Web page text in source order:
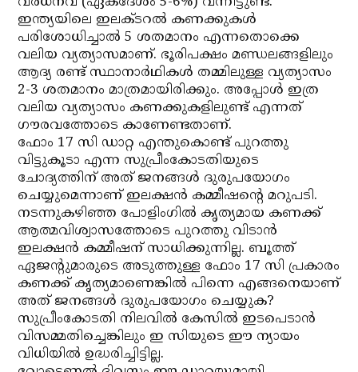
ഇന്ത്യയിലെ ഇലക്ടറല്‍ കണക്കുകള്‍
പരിശോധിച്ചാല്‍ 5 ശതമാനം എന്നതൊക്കെ
വലിയ വ്യത്യാസമാണ്. ഭൂരിപക്ഷം മണ്ഡലങ്ങളിലും
ആദ്യ രണ്ട് സ്ഥാനാര്‍ഥികള്‍ തമ്മിലുള്ള വ്യത്യാസം
2-3 ശതമാനം മാത്രമായിരിക്കും. അപ്പോള്‍ ഇത്ര
വലിയ വ്യത്യാസം കണക്കുകളിലുണ്ട് എന്നത്
ഗൗരവത്തോടെ കാണേണ്ടതാണ്.
ഫോം 17 സി ഡാറ്റ എന്തുകൊണ്ട് പുറത്തു
വിട്ടുകൂടാ എന്ന സുപ്രീംകോടതിയുടെ
ചോദ്യത്തിന് അത് ജനങ്ങള്‍ ദുരുപയോഗം
ചെയ്യുമെന്നാണ് ഇലക്ഷന്‍ കമ്മീഷന്റെ മറുപടി.
നടന്നുകഴിഞ്ഞ പോളിംഗില്‍ കൃത്യമായ കണക്ക്
ആത്മവിശ്വാസത്തോടെ പുറത്തു വിടാന്‍
ഇലക്ഷന്‍ കമ്മീഷന് സാധിക്കുന്നില്ല. ബൂത്ത്
ഏജന്റുമാരുടെ അടുത്തുള്ള ഫോം 17 സി പ്രകാരം
കണക്ക് കൃത്യമാണെങ്കില്‍ പിന്നെ എങ്ങനെയാണ്
അത് ജനങ്ങള്‍ ദുരുപയോഗം ചെയ്യുക?
സുപ്രീംകോടതി നിലവില്‍ കേസില്‍ ഇടപെടാന്‍
വിസമ്മതിച്ചെങ്കിലും ഇ സിയുടെ ഈ ന്യായം
വിധിയില്‍ ഉദ്ധരിച്ചിട്ടില്ല.